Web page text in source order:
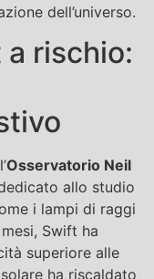
dell’universo.
rischio:
Osservatorio Neil
allo studio
i lampi di raggi
Swift ha
superiore alle
ha riscaldato